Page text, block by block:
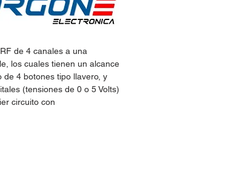
de 4 canales a una
los cuales tienen un alcance
4 botones tipo llavero, y
(tensiones de 0 o 5 Volts)
circuito con